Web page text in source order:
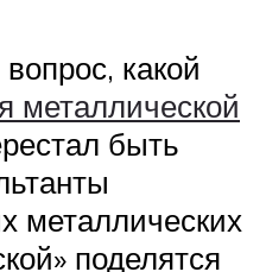
какой
металлической
быть
металлических
поделятся